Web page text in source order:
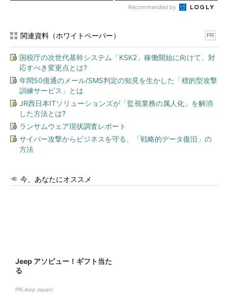
Recommended by
関連資料（ホワイトペーパー） PR
国税庁の次世代基幹システム「KSK2」稼働開始に向けて、対
応すべき変更点とは?
年間50億通のメール/SMS判定の知見を生かした「標的型攻撃
訓練サービス」とは
JR西日本ITソリューションズが「監視業務の属人化」を解消
した方法とは?
ランサムウェア現状調査レポート
サイバー攻撃からビジネスを守る、「戦略的データ復旧」の
方法
今、あなたにオススメ
Jeep アソビュー！ギフト当た
る
PR(Jeep Japan)